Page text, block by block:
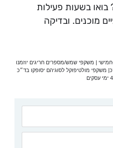
בשעות פעילות
מוכנים. ובדיקה
18:45 בימי ראשון-חמישי | משקפי שמש/מספרים חריגים יוזמנו
משקפי מולטיפוקל לסוגיהם יסופקו בד״כ